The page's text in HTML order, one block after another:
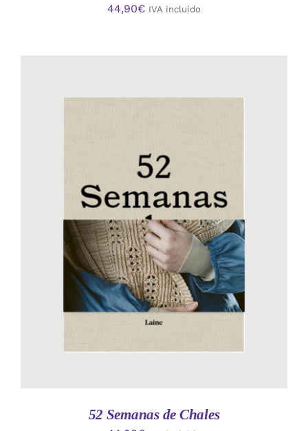
44,90€ IVA incluido
AÑADIR AL CARRITO
/
DETALLES
52 Semanas de Chales